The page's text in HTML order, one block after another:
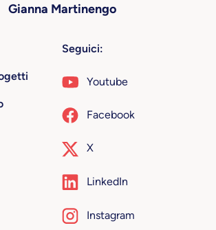
Gianna Martinengo
Seguici:
Youtube
Facebook
X
LinkedIn
Instagram